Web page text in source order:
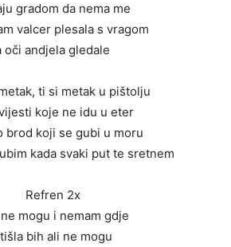
gradom da nema me
valcer plesala s vragom
oči andjela gledale
ti si metak u pištolju
koje ne idu u eter
brod koji se gubi u moru
kada svaki put te sretnem
Refren 2x
mogu i nemam gdje
bih ali ne mogu